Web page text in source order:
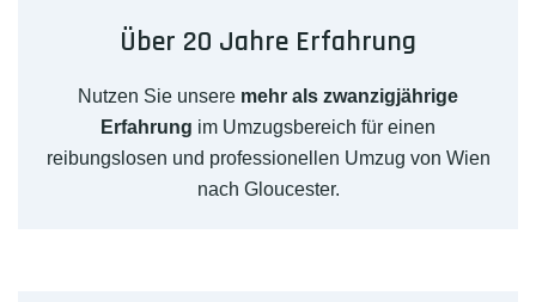
Über 20 Jahre Erfahrung
Nutzen Sie unsere mehr als zwanzigjährige
Erfahrung im Umzugsbereich für einen
reibungslosen und professionellen Umzug von Wien
nach Gloucester.